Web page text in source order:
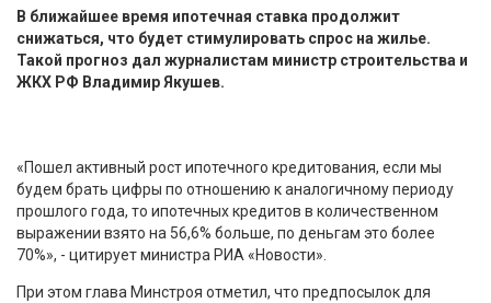
В ближайшее время ипотечная ставка продолжит
снижаться, что будет стимулировать спрос на жилье.
Такой прогноз дал журналистам министр строительства и
ЖКХ РФ Владимир Якушев.
«Пошел активный рост ипотечного кредитования, если мы
будем брать цифры по отношению к аналогичному периоду
прошлого года, то ипотечных кредитов в количественном
выражении взято на 56,6% больше, по деньгам это более
70%», - цитирует министра РИА «Новости».
При этом глава Минстроя отметил, что предпосылок для